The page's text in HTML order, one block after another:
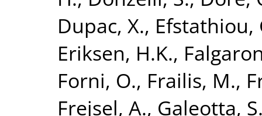
Dupac, X., Efstathiou,
Eriksen, H.K.,
Forni, O., Frailis, M.,
Frejsel, A., Galeotta,